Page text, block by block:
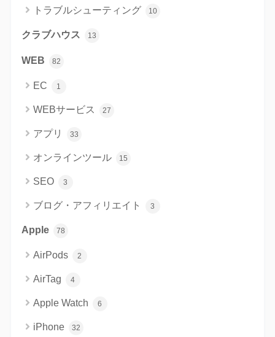
トラブルシューティング 10
クラブハウス 13
WEB 82
EC 1
WEBサービス 27
アプリ 33
オンラインツール 15
SEO 3
ブログ・アフィリエイト 3
Apple 78
AirPods 2
AirTag 4
Apple Watch 6
iPhone 32